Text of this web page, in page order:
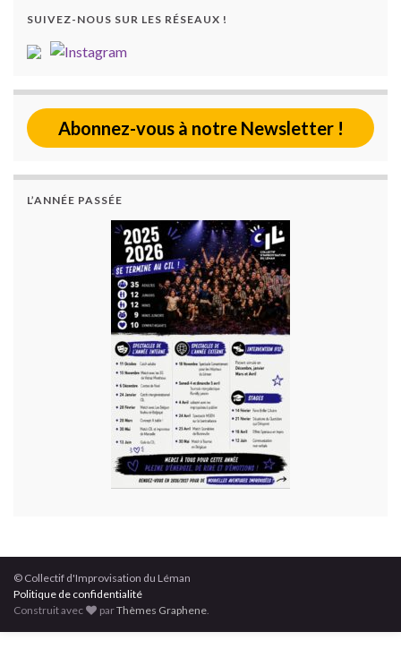
SUIVEZ-NOUS SUR LES RÉSEAUX !
Abonnez-vous à notre Newsletter !
L’ANNÉE PASSÉE
© Collectif d'Improvisation du Léman
Politique de confidentialité
Construit avec
parThèmes Graphene.